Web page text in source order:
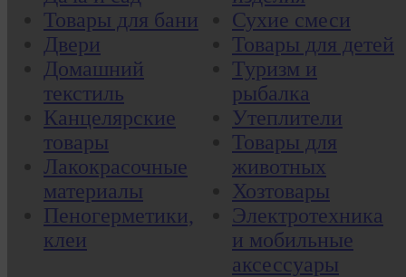
Товары для бани
Двери
Домашний
текстиль
Канцелярские
товары
Лакокрасочные
материалы
Пеногерметики,
клеи
Сухие смеси
Товары для детей
Туризм и
рыбалка
Утеплители
Товары для
животных
Хозтовары
Электротехника
и мобильные
аксессуары